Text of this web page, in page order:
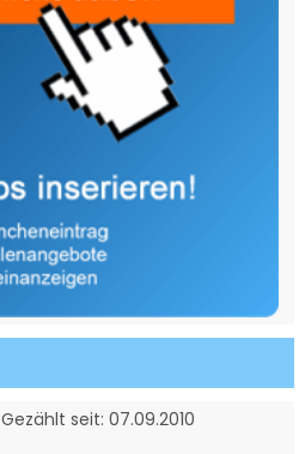
Gezählt seit: 07.09.2010